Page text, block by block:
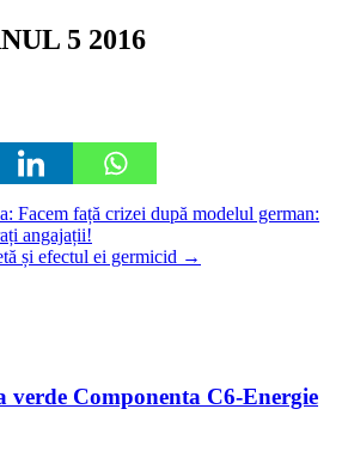
5 2016
Facem față crizei după modelul german:
angajații!
și efectul ei germicid →
Componenta C6-Energie